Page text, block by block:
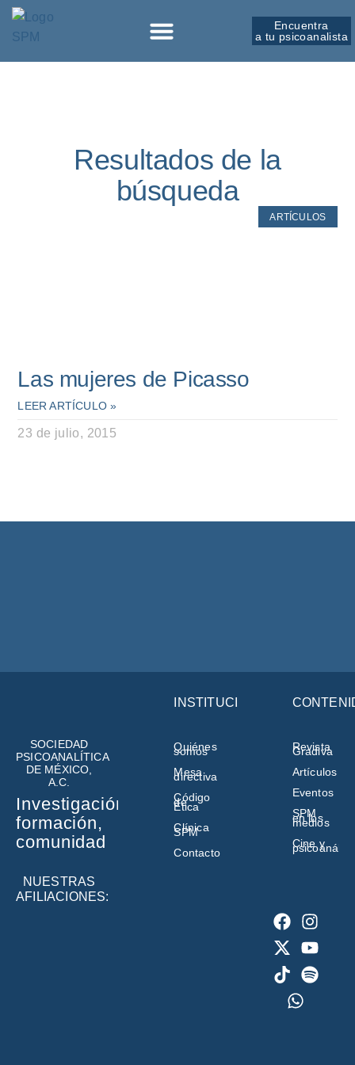
Encuentra
a tu psicoanalista
Resultados de la
búsqueda
ARTÍCULOS
Las mujeres de Picasso
LEER ARTÍCULO »
23 de julio, 2015
SOCIEDAD
PSICOANALÍTICA
DE MÉXICO,
A.C.
Investigación,
formación,
comunidad
NUESTRAS
AFILIACIONES:
INSTITUCIÓN
Quiénes
somos
Mesa
directiva
Código
de
Ética
Clínica
SPM
Contacto
Revista
Gradiva
Artículos
Eventos
SPM
en los
medios
Cine y